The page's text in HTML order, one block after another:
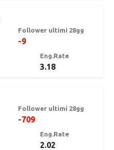
Follower ultimi 28gg
-9
Eng.Rate
3.18
Follower ultimi 28gg
-709
Eng.Rate
2.02